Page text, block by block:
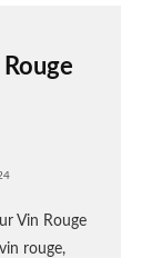
Vin Rouge
rouge,